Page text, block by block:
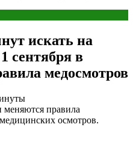
искать на
сентября в
медосмотров
меняются правила
осмотров.